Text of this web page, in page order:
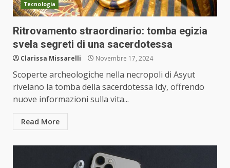
Tecnologia
Ritrovamento straordinario: tomba egizia
svela segreti di una sacerdotessa
Clarissa Missarelli Novembre 17, 2024
Scoperte archeologiche nella necropoli di Asyut
rivelano la tomba della sacerdotessa Idy, offrendo
nuove informazioni sulla vita...
Read More